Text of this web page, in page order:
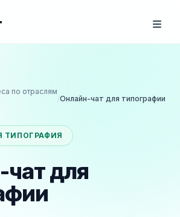
по отраслям
/Онлайн-чат для типографии
ТИПОГРАФИЯ
для